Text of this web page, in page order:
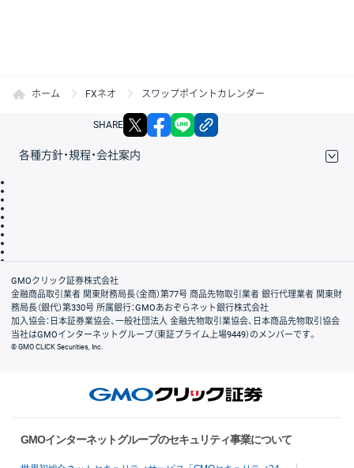
ホーム FXネオ スワップポイントカレンダー
SHARE X facebook
各種方針・規程・会社案内
会社案内
GMOクリック証券株式会社
金融商品取引業者 関東財務局長（金商）第77号 商品先物取引業者 銀行代理業者 関東財
務局長（銀代）第330号 所属銀行：GMOあおぞらネット銀行株式会社
加入協会：日本証券業協会、一般社団法人 金融先物取引業協会、日本商品先物取引協会
当社はGMOインターネットグループ（東証プライム上場9449）のメンバーです。
© GMO CLICK Securities, Inc.
GMOインターネットグループのセキュリティ事業について